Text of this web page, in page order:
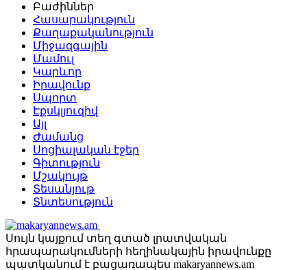
Բաժիններ
Հասարակություն
Քաղաքականություն
Միջազգային
Մամուլ
Կարևոր
Իրավունք
Սպորտ
Էքսկլյուզիվ
Այլ
Ժամանց
Սոցիալական էջեր
Գիտություն
Մշակույթ
Տեսանյութ
Տնտեսություն
Սույն կայքում տեղ գտած լրատվական
հրապարակումների հեղինակային իրավունքը
պատկանում է բացառապես makaryannews.am